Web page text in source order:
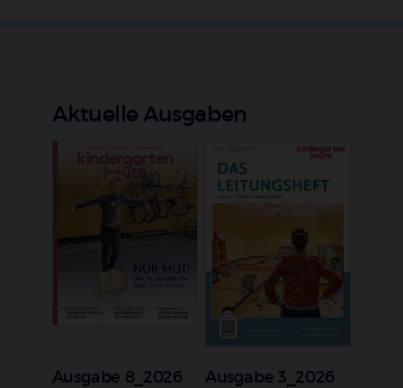
Aktuelle Ausgaben
Ausgabe 8_2026
Ausgabe 3_2026